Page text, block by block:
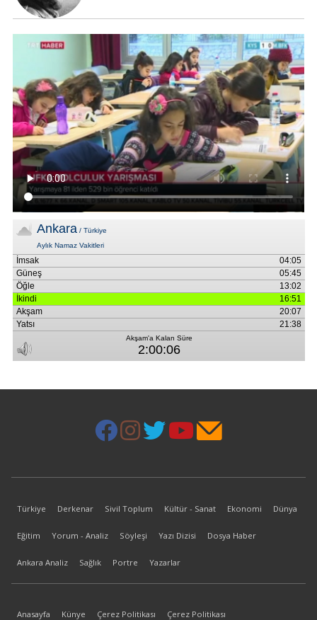
Türkiye Derkenar Sivil Toplum Kültür - Sanat Ekonomi Dünya
Eğitim Yorum - Analiz Söyleşi Yazı Dizisi Dosya Haber
Ankara Analiz Sağlık Portre Yazarlar
Anasayfa Künye Çerez Politikası Çerez Politikası